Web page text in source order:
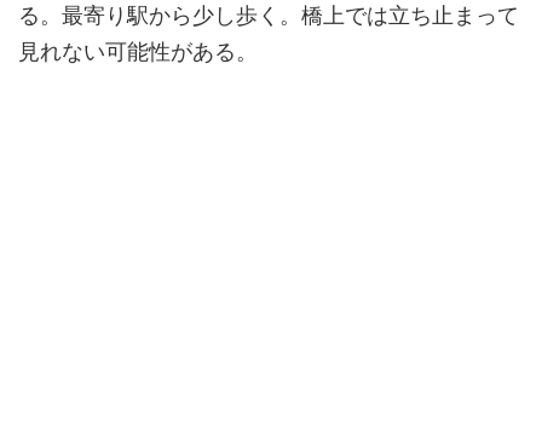
る。最寄り駅から少し歩く。橋上では立ち止まって
見れない可能性がある。